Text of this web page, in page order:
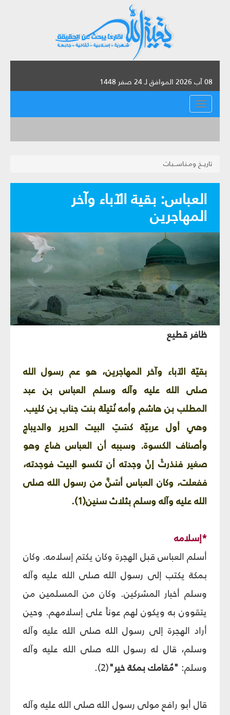
08 آب 2026 الموافق لـ 24 صفر 1448
القائمة
تاريــخ ومـنـاســبـات
العباس: بقية الآباء وآخر
المهاجرين
ظافر قطيع
بقيّة الآباء وآخر المهاجرين، هو عم رسول الله
صلى الله عليه وآله وسلم العباس بن عبد
المطلب بن هاشم وأمه نُتيلَة بنت جناب بن كليب.
وهي أول عربيّة كسَتِ البيت الحرير والديباج
وأصناف الكسوة. وسببه أن العباس ضاع وهو
صغير فنذرتْ إنْ وجدته أن تكسو البيت فوجدته،
ففعلت، وكان العباس أسَنَّ من رسول الله صلى
الله عليه وآله وسلم بثلاث سنين(1).
*إسلامه
أسلم العباس قبل الهجرة وكان يكتم إسلامه. وكان
بمكة يكتب إلى رسول الله صلى الله عليه وآله
وسلم أخبار المشركين. وكان من المسلمين من
يتقوون به ويكون لهم عوناً على إسلامهم. وحين
أراد الهجرة إلى رسول الله صلى الله عليه وآله
وسلم، قال له رسول الله صلى الله عليه وآله
وسلم: "مُقامك بمكة خير"(2).
قال أبو رافع مولى رسول الله صلى الله عليه وآله